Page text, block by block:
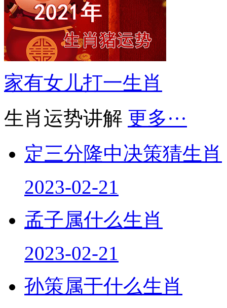
家有女儿打一生肖
生肖运势讲解 更多···
定三分隆中决策猜生肖
2023-02-21
孟子属什么生肖
2023-02-21
孙策属于什么生肖